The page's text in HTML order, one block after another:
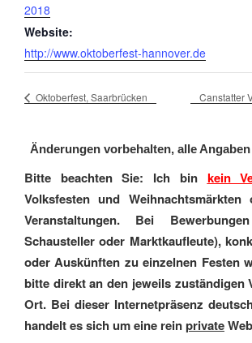
2018
Website:
http://www.oktoberfest-hannover.de
Oktoberfest, Saarbrücken Canstatter
Änderungen vorbehalten, alle
Bitte beachten Sie: Ich bin kein
Volksfesten und Weihnachtsmärkten
Veranstaltungen. Bei
Schausteller oder Marktkaufleute),
oder Auskünften zu einzelnen Festen
bitte direkt an den jeweils zuständigen
Ort. Bei dieser Internetpräsenz
handelt es sich um eine reinprivate